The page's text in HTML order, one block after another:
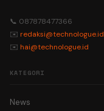
📞 087878477366
✉️ redaksi@technologue.id
✉️ hai@technologue.id
KATEGORI
News